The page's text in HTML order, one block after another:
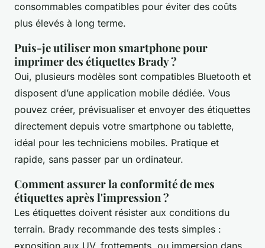
consommables compatibles pour éviter des coûts
plus élevés à long terme.
Puis-je utiliser mon smartphone pour
imprimer des étiquettes Brady ?
Oui, plusieurs modèles sont compatibles Bluetooth et
disposent d’une application mobile dédiée. Vous
pouvez créer, prévisualiser et envoyer des étiquettes
directement depuis votre smartphone ou tablette,
idéal pour les techniciens mobiles. Pratique et
rapide, sans passer par un ordinateur.
Comment assurer la conformité de mes
étiquettes après l'impression ?
Les étiquettes doivent résister aux conditions du
terrain. Brady recommande des tests simples :